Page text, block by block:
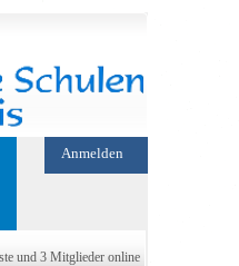
Anmelden
und 3 Mitglieder online